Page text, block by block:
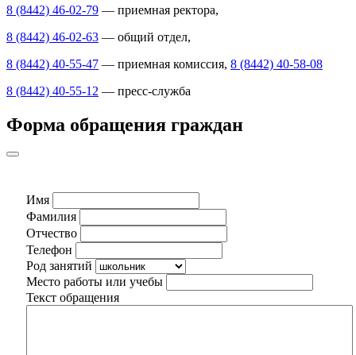
8 (8442) 46-02-79 — приемная ректора,
8 (8442) 46-02-63 — общий отдел,
8 (8442) 40-55-47 — приемная комиссия, 8 (8442) 40-58-08
8 (8442) 40-55-12 — пресс-служба
Форма обращения граждан
Имя
Фамилия
Отчество
Телефон
Род занятий
Место работы или учебы
Текст обращения